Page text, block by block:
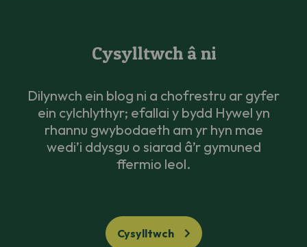
Cysylltwch â ni
Dilynwch ein blog ni a chofrestru ar gyfer
ein cylchlythyr; efallai y bydd Hywel yn
rhannu gwybodaeth am yr hyn mae
wedi’i ddysgu o siarad â’r gymuned
ffermio leol.
Cysylltwch